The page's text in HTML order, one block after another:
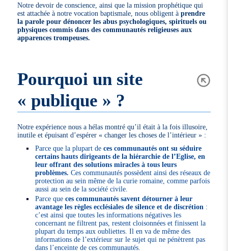
Notre devoir de conscience, ainsi que la mission prophétique qui
est attachée à notre vocation baptismale, nous obligent àprendre
la parole pour dénoncer les abus psychologiques, spirituels ou
physiques commis dans des communautés religieuses aux
apparences trompeuses.
Pourquoi un site
« publique » ?
Notre expérience nous a hélas montré qu’il était à la fois illusoire,
inutile et épuisant d’espérer « changer les choses de l’intérieur » :
Parce que la plupart deces communautés ont su séduire
certains hauts dirigeants de la hiérarchie de l’Eglise, en
leur offrant des solutions miracles à tous leurs
problèmes. Ces communautés possèdent ainsi des réseaux de
protection au sein même de la curie romaine, comme parfois
aussi au sein de la société civile.
Parce queces communautés savent détourner à leur
avantage les règles ecclésiales de silence et de discrétion :
c’est ainsi que toutes les informations négatives les
concernant ne filtrent pas, restent cloisonnées et finissent la
plupart du temps aux oubliettes. Il en va de même des
informations de l’extérieur sur le sujet qui ne pénètrent pas
dans l’enceinte de ces communautés.